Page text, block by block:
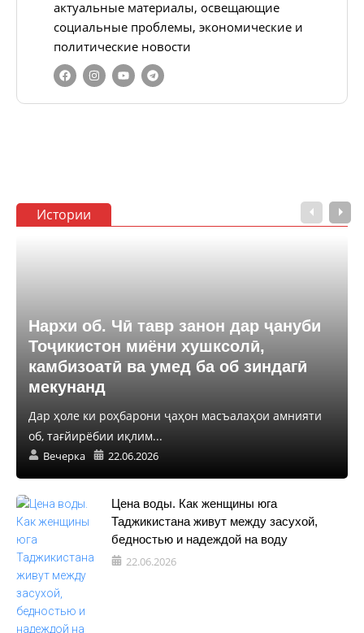
актуальные материалы, освещающие
социальные проблемы, экономические и
политические новости
Истории
Нархи об. Чӣ тавр занон дар ҷануби
Тоҷикистон миёни хушксолӣ,
камбизоатӣ ва умед ба об зиндагӣ
мекунанд
Дар ҳоле ки роҳбарони ҷаҳон масъалаҳои амнияти
об, тағйирёбии иқлим...
Вечерка 22.06.2026
Цена воды. Как женщины юга
Таджикистана живут между засухой,
бедностью и надеждой на воду
22.06.2026